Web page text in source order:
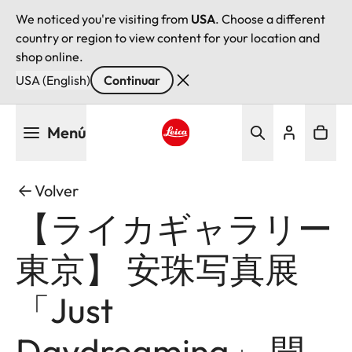
We noticed you're visiting from USA. Choose a different
country or region to view content for your location and
shop online.
USA (English)
Continuar
Menú
Volver
【ライカギャラリー
東京】 安珠写真展
「Just